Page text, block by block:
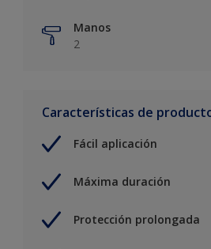
Manos
2
Características de
Fácil aplicación
Máxima duración
Protección prolongada